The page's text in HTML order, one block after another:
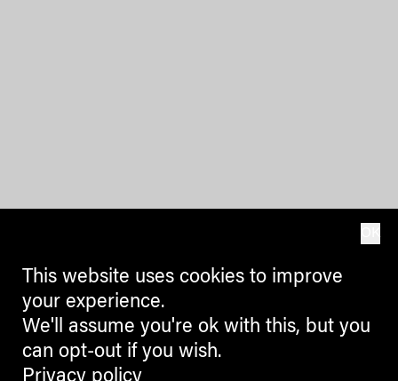
This website uses cookies to improve
your experience.
We'll assume you're ok with this, but you
can opt-out if you wish.